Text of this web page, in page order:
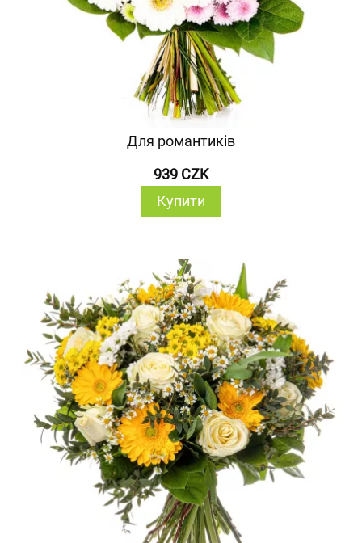
Для романтиків
939 CZK
Купити